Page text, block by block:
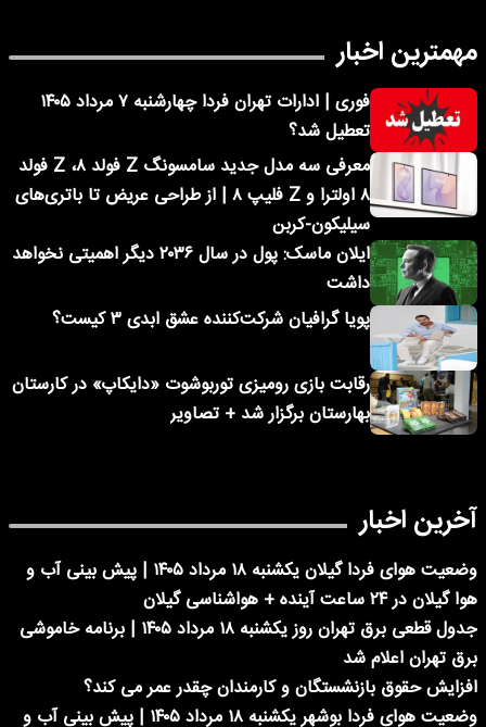
مهمترین اخبار
فوری | ادارات تهران فردا چهارشنبه ۷ مرداد ۱۴۰۵
تعطیل شد؟
معرفی سه مدل جدید سامسونگ Z فولد ۸، Z فولد
۸ اولترا و Z فلیپ ۸ | از طراحی عریض تا باتری‌های
سیلیکون-کربن
ایلان ماسک: پول در سال ۲۰۳۶ دیگر اهمیتی نخواهد
داشت
پویا گرافیان شرکت‌کننده عشق ابدی ۳ کیست؟
رقابت بازی رومیزی توربوشوت «دایکاپ» در کارستان
بهارستان برگزار شد + تصاویر
آخرین اخبار
وضعیت هوای فردا گیلان یکشنبه ۱۸ مرداد ۱۴۰۵ | پیش بینی آب و
هوا گیلان در ۲۴ ساعت آینده + هواشناسی گیلان
جدول قطعی برق تهران روز یکشنبه ۱۸ مرداد ۱۴۰۵ | برنامه خاموشی
برق تهران اعلام شد
افزایش حقوق بازنشستگان و کارمندان چقدر عمر می کند؟
وضعیت هوای فردا بوشهر یکشنبه ۱۸ مرداد ۱۴۰۵ | پیش بینی آب و